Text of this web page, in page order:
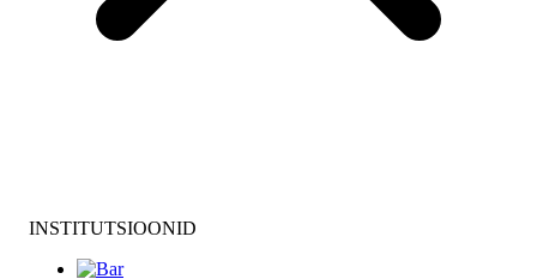
INSTITUTSIOONID